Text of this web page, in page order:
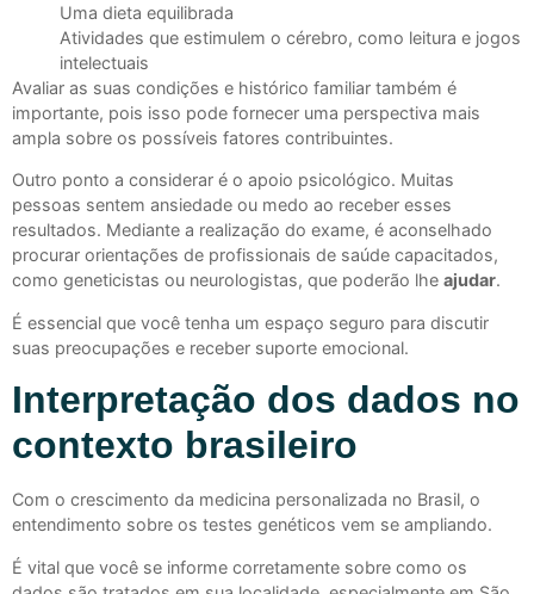
Uma dieta equilibrada
Atividades que estimulem o cérebro, como leitura e jogos
intelectuais
Avaliar as suas condições e histórico familiar também é
importante, pois isso pode fornecer uma perspectiva mais
ampla sobre os possíveis fatores contribuintes.
Outro ponto a considerar é o apoio psicológico. Muitas
pessoas sentem ansiedade ou medo ao receber esses
resultados. Mediante a realização do exame, é aconselhado
procurar orientações de profissionais de saúde capacitados,
como geneticistas ou neurologistas, que poderão lhe ajudar.
É essencial que você tenha um espaço seguro para discutir
suas preocupações e receber suporte emocional.
Interpretação dos dados no
contexto brasileiro
Com o crescimento da medicina personalizada no Brasil, o
entendimento sobre os testes genéticos vem se ampliando.
É vital que você se informe corretamente sobre como os